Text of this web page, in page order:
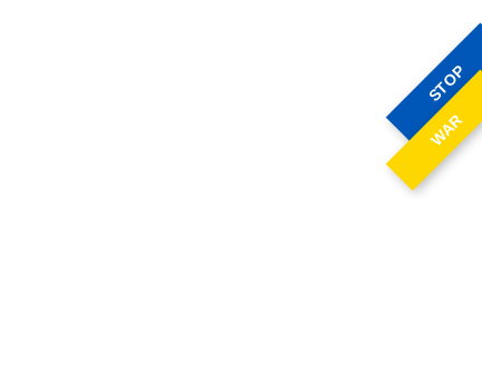
STOP
WAR